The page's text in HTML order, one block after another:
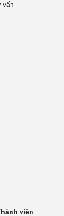
vấn
viên